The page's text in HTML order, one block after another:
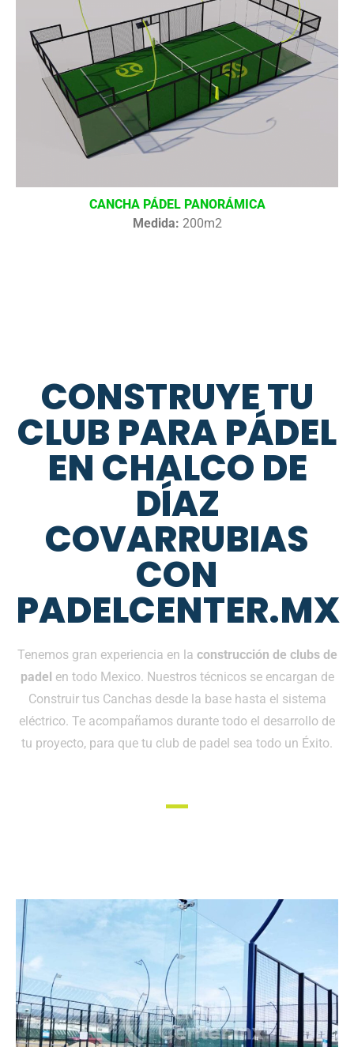
CANCHA PÁDEL PANORÁMICA
Medida: 200m2
CONSTRUYE TU
CLUB PARA PÁDEL
EN CHALCO DE
DÍAZ
COVARRUBIAS
CON
PADELCENTER.MX
Tenemos gran experiencia en la construcción de clubs de
padel en todo Mexico. Nuestros técnicos se encargan de
Construir tus Canchas desde la base hasta el sistema
eléctrico. Te acompañamos durante todo el desarrollo de
tu proyecto, para que tu club de padel sea todo un Éxito.